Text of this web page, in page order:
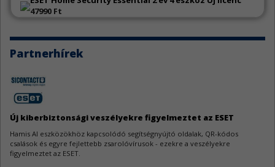
4
N-able N-central hibák
Az N-able N-central két sebezhetőség miatt szorul frissítésre.
A Go jelentős mennyiségű sebezhetőség miatt kapott frissítést.
WeeChat sebezhetőségek
A WeeChat kapcsán három biztonsági hiba látott napvilágot.
AutoCAD sebezhetőségek
47990 Ft
Partnerhírek
Új kiberbiztonsági veszélyekre figyelmeztet az ESET
Hamis AI eszközökhöz kapcsolódó segítségnyújtó oldalak, QR-kódos
csalások és egyre fejlettebb zsarolóvírusok - ezekre a veszélyekre
figyelmeztet az ESET.